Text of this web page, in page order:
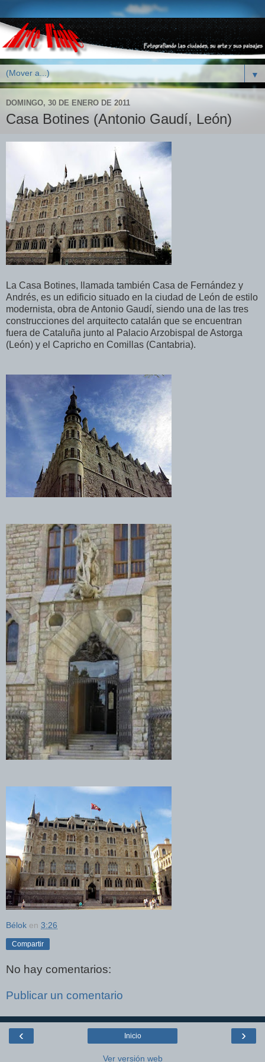
▼
DOMINGO, 30 DE ENERO DE 2011
Casa Botines (Antonio Gaudí, León)
La Casa Botines, llamada también Casa de Fernández y
Andrés, es un edificio situado en la ciudad de León de estilo
modernista, obra de Antonio Gaudí, siendo una de las tres
construcciones del arquitecto catalán que se encuentran
fuera de Cataluña junto al Palacio Arzobispal de Astorga
(León) y el Capricho en Comillas (Cantabria).
Bélok en 3:26
Compartir
No hay comentarios:
Publicar un comentario
‹ ›
Inicio
Ver versión web